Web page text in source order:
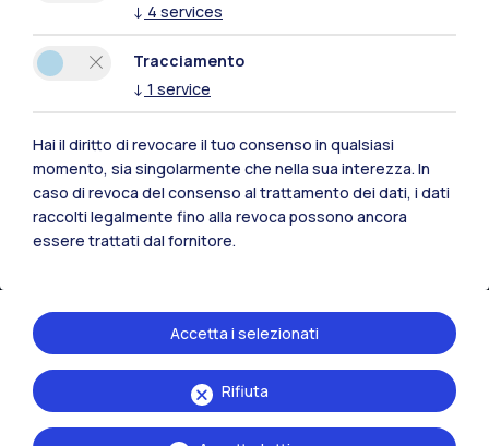
Contattaci
Politecnico di Milano, Piazza Leonardo da Vinci 32, 20133 Milano | P.IVA
04376620151 - C.F. 80057930150
↓ 4 services
Tracciamento
↓ 1 service
Hai il diritto di revocare il tuo consenso in qualsiasi
momento, sia singolarmente che nella sua interezza. In
caso di revoca del consenso al trattamento dei dati, i dati
raccolti legalmente fino alla revoca possono ancora
essere trattati dal fornitore.
Rifiuta
Accetta i selezionati